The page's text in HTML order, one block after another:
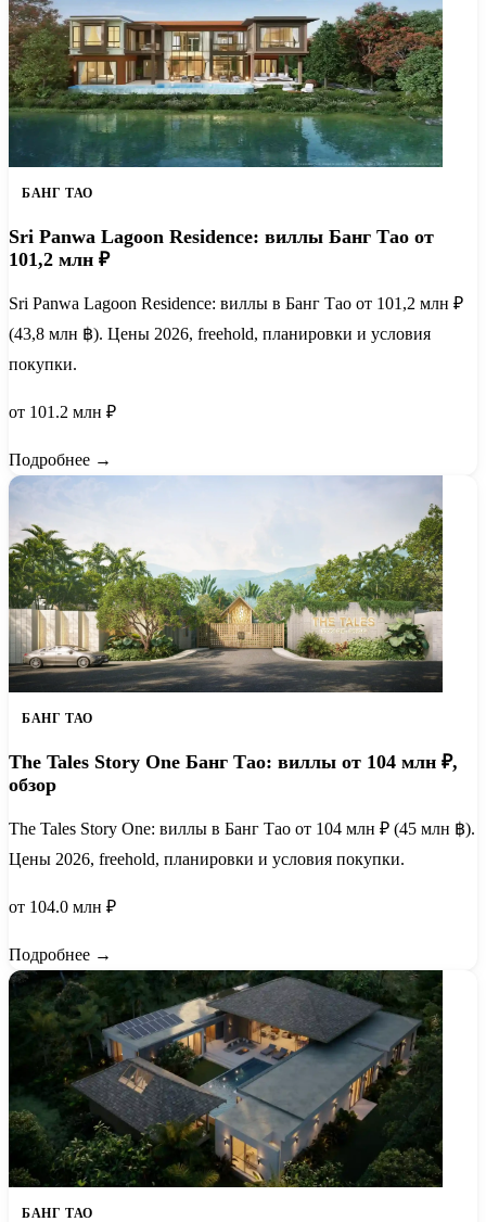
БАНГ ТАО
Sri Panwa Lagoon Residence: виллы Банг Тао от
101,2 млн ₽
Sri Panwa Lagoon Residence: виллы в Банг Тао от 101,2 млн ₽
(43,8 млн ฿). Цены 2026, freehold, планировки и условия
покупки.
от 101.2 млн ₽
Подробнее →
БАНГ ТАО
The Tales Story One Банг Тао: виллы от 104 млн ₽,
обзор
The Tales Story One: виллы в Банг Тао от 104 млн ₽ (45 млн ฿).
Цены 2026, freehold, планировки и условия покупки.
от 104.0 млн ₽
Подробнее →
БАНГ ТАО